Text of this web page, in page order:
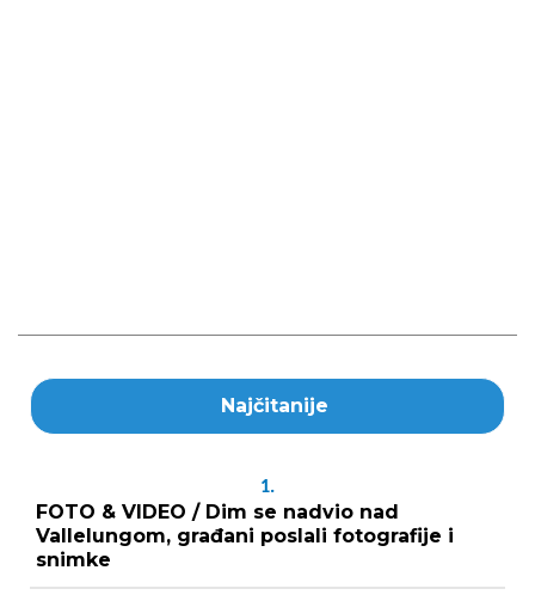
Najčitanije
1.
FOTO & VIDEO / Dim se nadvio nad
Vallelungom, građani poslali fotografije i
snimke